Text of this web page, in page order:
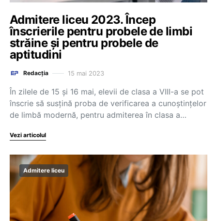
Admitere liceu 2023. Încep
înscrierile pentru probele de limbi
străine și pentru probele de
aptitudini
Redacția 15 mai 2023
În zilele de 15 și 16 mai, elevii de clasa a VIII-a se pot
înscrie să susțină proba de verificarea a cunoștințelor
de limbă modernă, pentru admiterea în clasa a…
Vezi articolul
Admitere liceu